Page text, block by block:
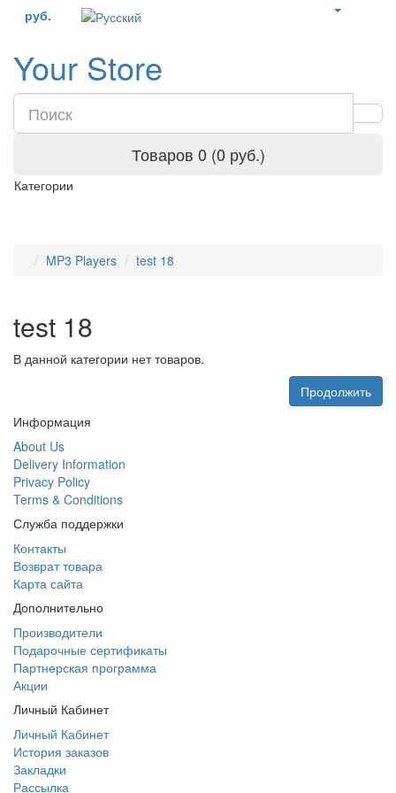
руб.
Your Store
Товаров 0 (0 руб.)
Категории
MP3 Players test 18
test 18
В данной категории нет товаров.
Продолжить
Информация
About Us
Delivery Information
Privacy Policy
Terms & Conditions
Служба поддержки
Контакты
Возврат товара
Карта сайта
Дополнительно
Производители
Подарочные сертификаты
Партнерская программа
Акции
Личный Кабинет
Личный Кабинет
История заказов
Закладки
Рассылка